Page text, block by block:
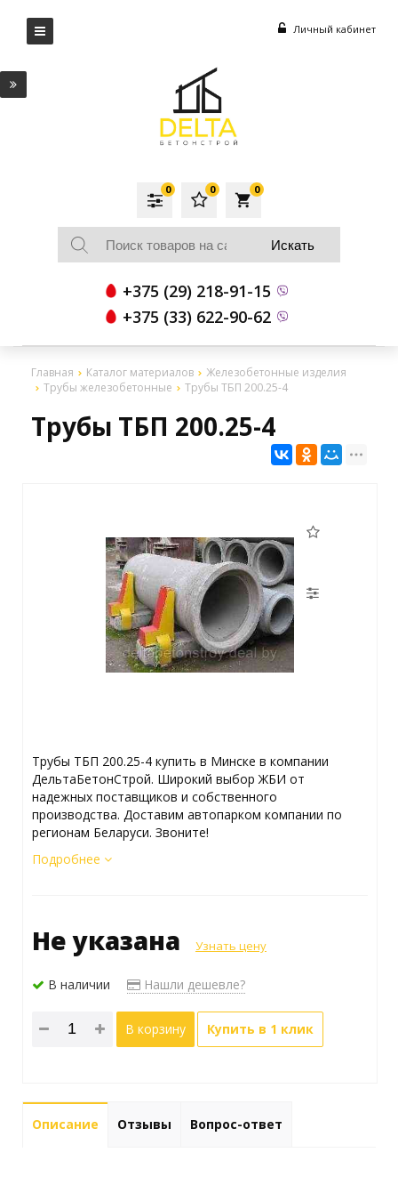
Личный кабинет
local_grocery_store
0
0
0
+375 (29) 218-91-15
+375 (33) 622-90-62
Главная Каталог материалов
Железобетонные изделия
Трубы железобетонные
Трубы ТБП 200.25-4
Трубы ТБП 200.25-4
Трубы ТБП 200.25-4 купить в Минске в компании
ДельтаБетонСтрой. Широкий выбор ЖБИ от
надежных поставщиков и собственного
производства. Доставим автопарком компании по
регионам Беларуси. Звоните!
Подробнее
Не указана Узнать цену
В наличии Нашли дешевле?
В корзину Купить в 1 клик
Описание Отзывы Вопрос-ответ